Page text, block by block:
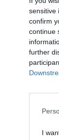
sensitive
confirm
continue
further
I